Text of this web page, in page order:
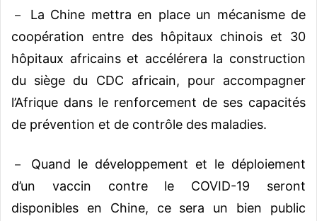
－ La Chine mettra en place un mécanisme de
coopération entre des hôpitaux chinois et 30
hôpitaux africains et accélérera la construction
du siège du CDC africain, pour accompagner
l’Afrique dans le renforcement de ses capacités
de prévention et de contrôle des maladies.
－ Quand le développement et le déploiement
d’un vaccin contre le COVID-19 seront
disponibles en Chine, ce sera un bien public